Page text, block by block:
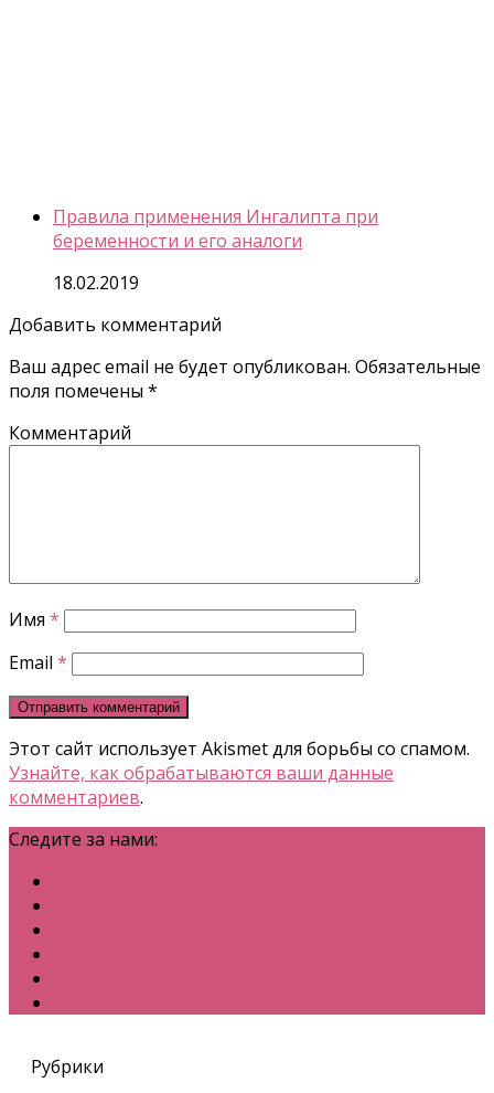
Правила применения Ингалипта при
беременности и его аналоги
18.02.2019
Добавить комментарий
Ваш адрес email не будет опубликован. Обязательные
поля помечены *
Комментарий
Имя *
Email *
Этот сайт использует Akismet для борьбы со спамом.
Узнайте, как обрабатываются ваши данные
комментариев.
Следите за нами:
Рубрики